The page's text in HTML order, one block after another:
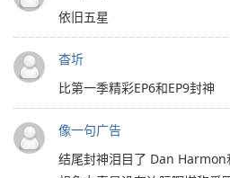
依旧五星
杳圻
比第一季精彩EP6和EP9封神
像一句广告
结尾封神泪目了 Dan